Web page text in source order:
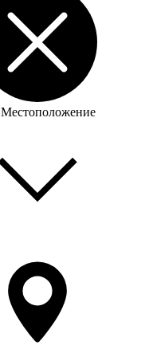
Местоположение